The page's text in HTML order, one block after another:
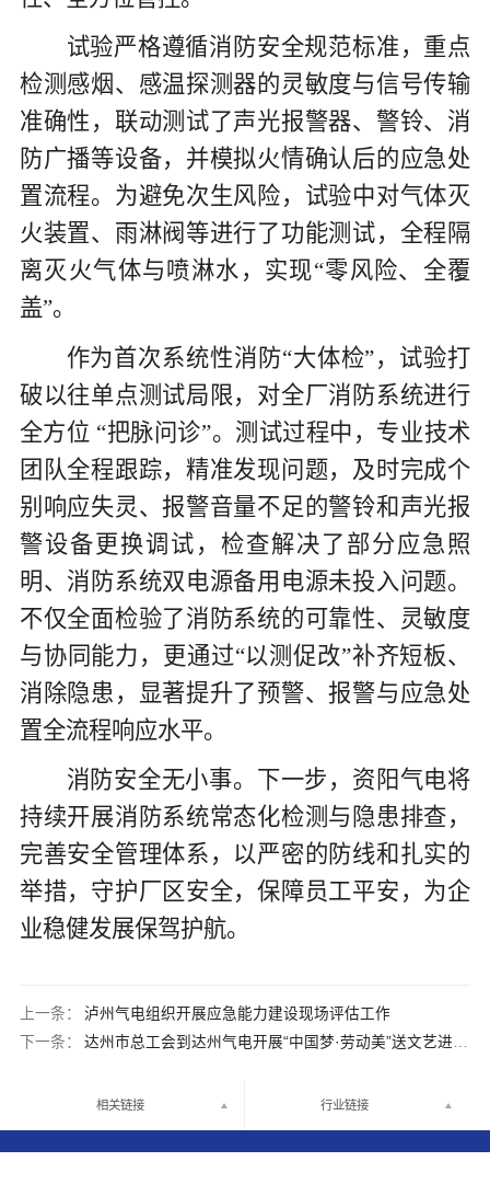
试验严格遵循消防安全规范标准，重点
检测感烟、感温探测器的灵敏度与信号传输
准确性，联动测试了声光报警器、警铃、消
防广播等设备，并模拟火情确认后的应急处
置流程。为避免次生风险，试验中对气体灭
火装置、雨淋阀等进行了功能测试，全程隔
离灭火气体与喷淋水，实现“零风险、全覆
盖”。
作为首次系统性消防“大体检”，试验打
破以往单点测试局限，对全厂消防系统进行
全方位 “把脉问诊”。测试过程中，专业技术
团队全程跟踪，精准发现问题，及时完成个
别响应失灵、报警音量不足的警铃和声光报
警设备更换调试，检查解决了部分应急照
明、消防系统双电源备用电源未投入问题。
不仅全面检验了消防系统的可靠性、灵敏度
与协同能力，更通过“以测促改”补齐短板、
消除隐患，显著提升了预警、报警与应急处
置全流程响应水平。
消防安全无小事。下一步，资阳气电将
持续开展消防系统常态化检测与隐患排查，
完善安全管理体系，以严密的防线和扎实的
举措，守护厂区安全，保障员工平安，为企
业稳健发展保驾护航。
上一条：
泸州气电组织开展应急能力建设现场评估工作
下一条：
达州市总工会到达州气电开展“中国梦·劳动美”送文艺进基层暨劳模工匠“助企行”活动
相关链接 行业链接